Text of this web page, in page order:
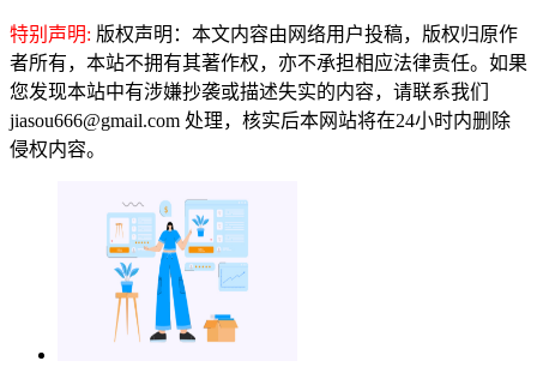
特别声明: 版权声明：本文内容由网络用户投稿，版权归原作
者所有，本站不拥有其著作权，亦不承担相应法律责任。如果
您发现本站中有涉嫌抄袭或描述失实的内容，请联系我们
jiasou666@gmail.com 处理，核实后本网站将在24小时内删除
侵权内容。